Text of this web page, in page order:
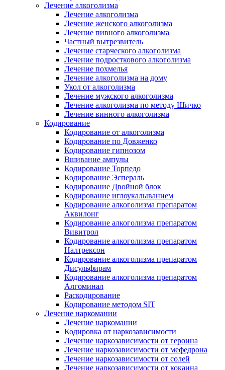
Лечение алкоголизма
Лечение алкоголизма
Лечение женского алкоголизма
Лечение пивного алкоголизма
Частный вытрезвитель
Лечение старческого алкоголизма
Лечение подросткового алкоголизма
Лечение похмелья
Лечение алкоголизма на дому
Укол от алкоголизма
Лечение мужского алкоголизма
Лечение алкоголизма по методу Шичко
Лечение винного алкоголизма
Кодирование
Кодирование от алкоголизма
Кодирование по Довженко
Кодирование гипнозом
Вшивание ампулы
Кодирование Торпедо
Кодирование Эспераль
Кодирование Двойной блок
Кодирование иглоукалыванием
Кодирование алкоголизма препаратом
Аквилонг
Кодирование алкоголизма препаратом
Вивитрол
Кодирование алкоголизма препаратом
Налтрексон
Кодирование алкоголизма препаратом
Дисульфирам
Кодирование алкоголизма препаратом
Алгоминал
Раскодирование
Кодирование методом SIT
Лечение наркомании
Лечение наркомании
Кодировка от наркозависимости
Лечение наркозависимости от героина
Лечение наркозависимости от мефедрона
Лечение наркозависимости от солей
Лечение наркозависимости от кокаина